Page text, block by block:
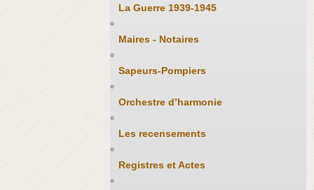
La Guerre 1939-1945
Maires - Notaires
Sapeurs-Pompiers
Orchestre d’harmonie
Les recensements
Registres et Actes